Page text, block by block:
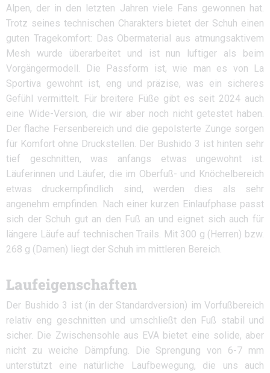
Alpen, der in den letzten Jahren viele Fans gewonnen hat.
Trotz seines technischen Charakters bietet der Schuh einen
guten Tragekomfort: Das Obermaterial aus atmungsaktivem
Mesh wurde überarbeitet und ist nun luftiger als beim
Vorgängermodell. Die Passform ist, wie man es von La
Sportiva gewohnt ist, eng und präzise, was ein sicheres
Gefühl vermittelt. Für breitere Füße gibt es seit 2024 auch
eine Wide-Version, die wir aber noch nicht getestet haben.
Der flache Fersenbereich und die gepolsterte Zunge sorgen
für Komfort ohne Druckstellen. Der Bushido 3 ist hinten sehr
tief geschnitten, was anfangs etwas ungewohnt ist.
Läuferinnen und Läufer, die im Oberfuß- und Knöchelbereich
etwas druckempfindlich sind, werden dies als sehr
angenehm empfinden. Nach einer kurzen Einlaufphase passt
sich der Schuh gut an den Fuß an und eignet sich auch für
längere Läufe auf technischen Trails. Mit 300 g (Herren) bzw.
268 g (Damen) liegt der Schuh im mittleren Bereich.
Laufeigenschaften
Der Bushido 3 ist (in der Standardversion) im Vorfußbereich
relativ eng geschnitten und umschließt den Fuß stabil und
sicher. Die Zwischensohle aus EVA bietet eine solide, aber
nicht zu weiche Dämpfung. Die Sprengung von 6-7 mm
unterstützt eine natürliche Laufbewegung, die uns auch